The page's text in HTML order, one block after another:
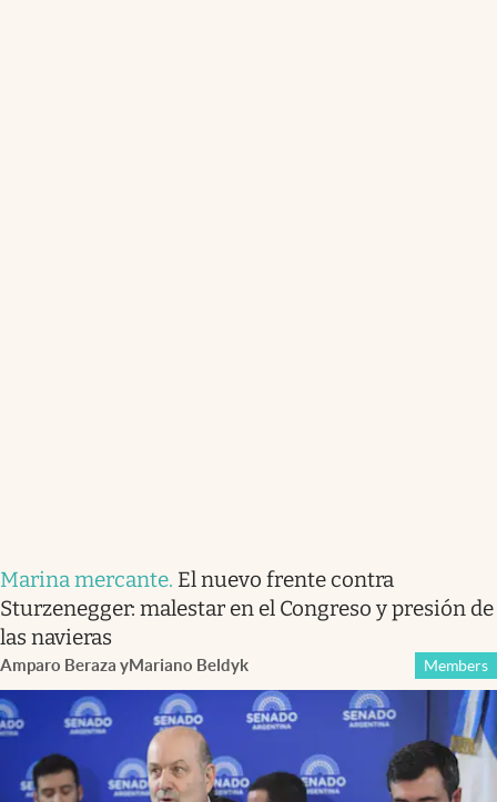
Marina mercante. El nuevo frente contra
Sturzenegger: malestar en el Congreso y presión de
las navieras
Amparo Beraza yMariano Beldyk Members